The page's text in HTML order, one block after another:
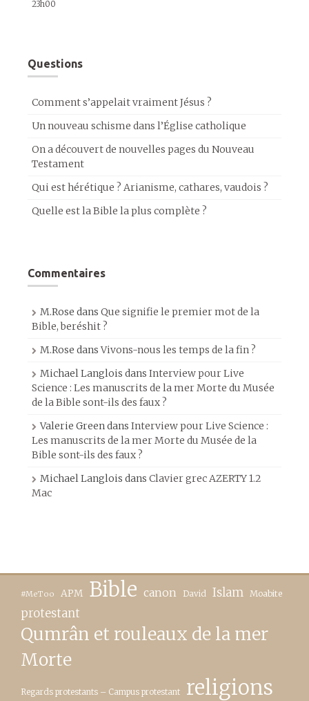
23h00
Questions
Comment s’appelait vraiment Jésus ?
Un nouveau schisme dans l’Église catholique
On a découvert de nouvelles pages du Nouveau
Testament
Qui est hérétique ? Arianisme, cathares, vaudois ?
Quelle est la Bible la plus complète ?
Commentaires
M.Rose dans Que signifie le premier mot de la
Bible, beréshit ?
M.Rose dansVivons-nous les temps de la fin ?
Michael Langlois dans Interview pour Live
Science : Les manuscrits de la mer Morte du Musée
de la Bible sont-ils des faux ?
Valerie Greendans Interview pour Live Science :
Les manuscrits de la mer Morte du Musée de la
Bible sont-ils des faux ?
Michael Langlois dans Clavier grec AZERTY 1.2
Mac
#MeToo APM Bible canon David Islam Moabite
protestant
Qumrân et rouleaux de la mer
Morte
Regards protestants – Campus protestant religions